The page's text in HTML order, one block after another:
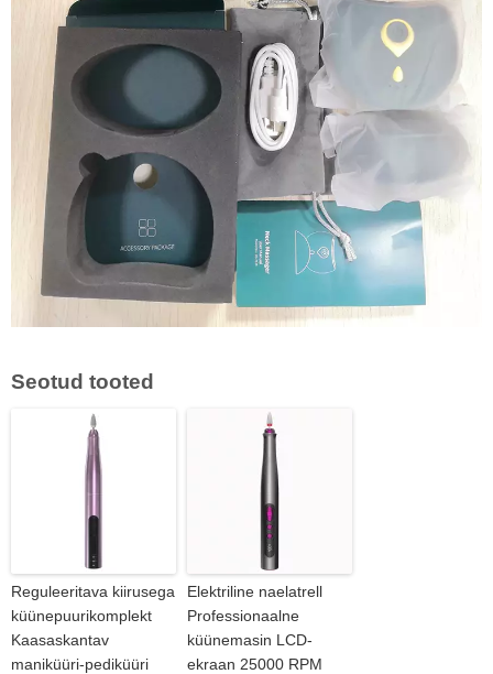
Seotud tooted
Reguleeritava kiirusega
küünepuurikomplekt
Kaasaskantav
maniküüri-pediküüri
Elektriline naelatrell
Professionaalne
küünemasin LCD-
ekraan 25000 RPM